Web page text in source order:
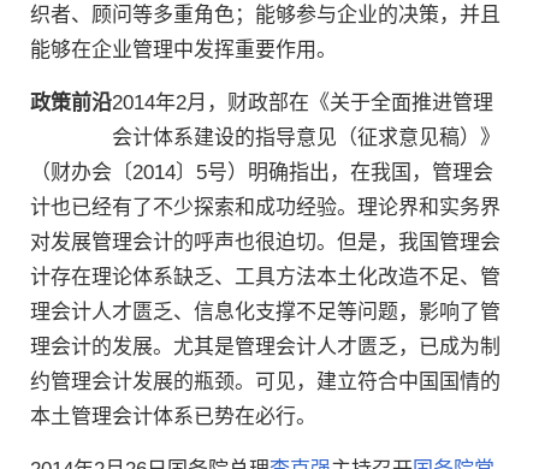
织者、顾问等多重角色；能够参与企业的决策，并且
能够在企业管理中发挥重要作用。
政策前沿2014年2月，财政部在《关于全面推进管理
会计体系建设的指导意见（征求意见稿）》
（财办会〔2014〕5号）明确指出，在我国，管理会
计也已经有了不少探索和成功经验。理论界和实务界
对发展管理会计的呼声也很迫切。但是，我国管理会
计存在理论体系缺乏、工具方法本土化改造不足、管
理会计人才匮乏、信息化支撑不足等问题，影响了管
理会计的发展。尤其是管理会计人才匮乏，已成为制
约管理会计发展的瓶颈。可见，建立符合中国国情的
本土管理会计体系已势在必行。